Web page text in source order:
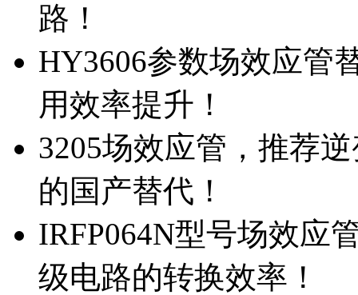
路！
HY3606参数场效应管
用效率提升！
3205场效应管，推荐
的国产替代！
IRFP064N型号场效应
级电路的转换效率！